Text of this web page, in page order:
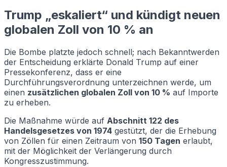
Trump „eskaliert“ und kündigt neuen
globalen Zoll von 10 % an
Die Bombe platzte jedoch schnell; nach Bekanntwerden
der Entscheidung erklärte Donald Trump auf einer
Pressekonferenz, dass er eine
Durchführungsverordnung unterzeichnen werde, um
einen zusätzlichen globalen Zoll von 10 % auf Importe
zu erheben.
Die Maßnahme würde auf Abschnitt 122 des
Handelsgesetzes von 1974 gestützt, der die Erhebung
von Zöllen für einen Zeitraum von 150 Tagen erlaubt,
mit der Möglichkeit der Verlängerung durch
Kongresszustimmung.